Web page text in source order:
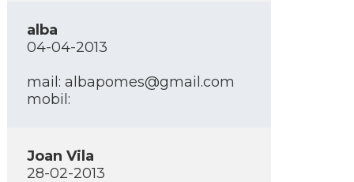
alba
04-04-2013
mail: albapomes@gmail.com
mobil:
Joan Vila
28-02-2013